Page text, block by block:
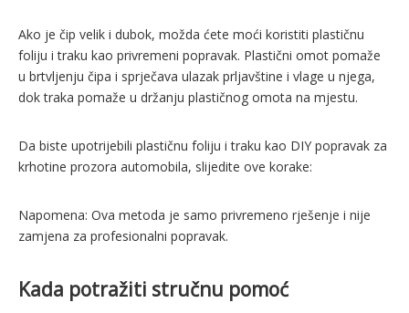
Ako je čip velik i dubok, možda ćete moći koristiti plastičnu
foliju i traku kao privremeni popravak. Plastični omot pomaže
u brtvljenju čipa i sprječava ulazak prljavštine i vlage u njega,
dok traka pomaže u držanju plastičnog omota na mjestu.
Da biste upotrijebili plastičnu foliju i traku kao DIY popravak za
krhotine prozora automobila, slijedite ove korake:
Napomena: Ova metoda je samo privremeno rješenje i nije
zamjena za profesionalni popravak.
Kada potražiti stručnu pomoć